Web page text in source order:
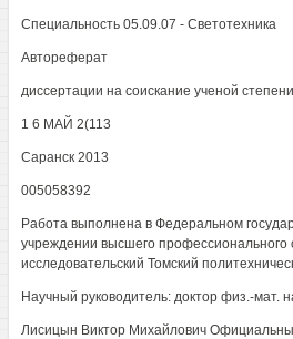
Специальность 05.09.07 - Светотехника
Автореферат
диссертации на соискание ученой
1 6 МАЙ 2(113
Саранск 2013
005058392
Работа выполнена в Федеральном
учреждении высшего
исследовательский Томский
Научный руководитель: доктор физ.-мат.
Лисицын Виктор Михайлович